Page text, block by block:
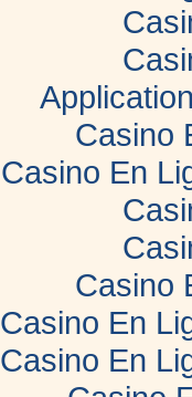
Casino
Casino En
Casino
Casino En
Casino En